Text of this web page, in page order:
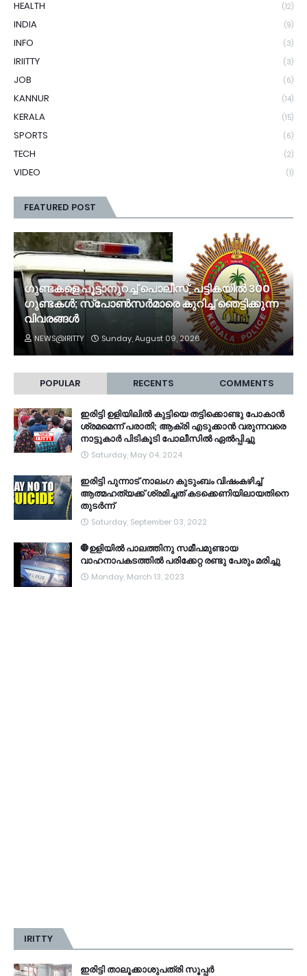
HEALTH (12)
INDIA (9)
INFO (3)
IRIITTY (3)
JOB (6)
KANNUR (14)
KERALA (15)
SPORTS (6)
TECH (2)
VIDEO (1)
FEATURED POST
ഗുണ്ടകളെ പൂട്ടാനുറച്ച് പൊലീസ്, പട്ടികയിൽ 300
ഗുണ്ടകൾ; സ്‌പോൺസർമാരെ കുറിച്ച് ഞെട്ടിക്കുന്ന
വിവരങ്ങൾ
NEWS@IRITTY Sunday, August 09, 2026
POPULAR RECENTS COMMENTS
ഇരിട്ടി ഉളിയിലിൽ കുട്ടിയെ തട്ടിക്കൊണ്ടു പോകാൻ
ശ്രമമെന്ന് പരാതി; ആക്രി എടുക്കാൻ വരുന്നവരെ
നാട്ടുകാർ പിടികൂടി പോലീസിൽ ഏൽപ്പിച്ചു
Saturday, May 04, 2024
ഇരിട്ടി പുന്നാട് നാലംഗ കുടുംബം വിഷംകഴിച്ച്‌
ആത്മഹത്യക്ക് ശ്രമിച്ചത് കടക്കെണിയിലായതിനെ
തുടർന്ന്
Saturday, September 03, 2022
🛑ഉളിയിൽ പാലത്തിനു സമീപമുണ്ടായ
വാഹനാപകടത്തിൽ പരിക്കേറ്റ രണ്ടു പേരും മരിച്ചു
Monday, March 13, 2023
IRITTY
ഇരിട്ടി താലൂക്കാശുപത്രി സൂപ്പർ